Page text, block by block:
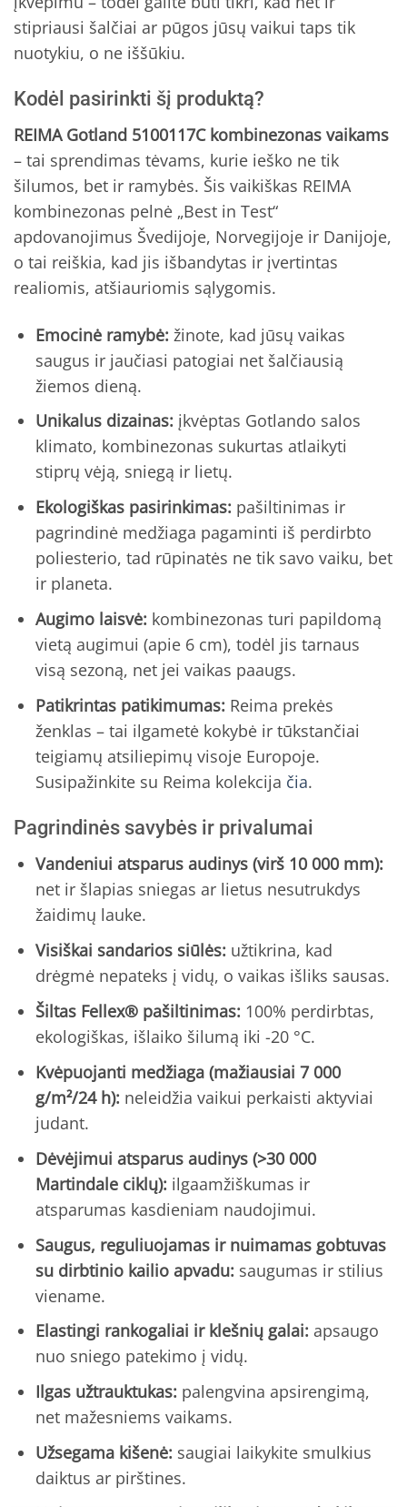
stipriausi šalčiai ar pūgos jūsų vaikui taps tik
nuotykiu, o ne iššūkiu.
Kodėl pasirinkti šį produktą?
REIMA Gotland 5100117C kombinezonas vaikams
– tai sprendimas tėvams, kurie ieško ne tik
šilumos, bet ir ramybės. Šis vaikiškas REIMA
kombinezonas pelnė „Best in Test“
apdovanojimus Švedijoje, Norvegijoje ir Danijoje,
o tai reiškia, kad jis išbandytas ir įvertintas
realiomis, atšiauriomis sąlygomis.
Emocinė ramybė: žinote, kad jūsų vaikas
saugus ir jaučiasi patogiai net šalčiausią
žiemos dieną.
Unikalus dizainas: įkvėptas Gotlando salos
klimato, kombinezonas sukurtas atlaikyti
stiprų vėją, sniegą ir lietų.
Ekologiškas pasirinkimas: pašiltinimas ir
pagrindinė medžiaga pagaminti iš perdirbto
poliesterio, tad rūpinatės ne tik savo vaiku, bet
ir planeta.
Augimo laisvė: kombinezonas turi papildomą
vietą augimui (apie 6 cm), todėl jis tarnaus
visą sezoną, net jei vaikas paaugs.
Patikrintas patikimumas: Reima prekės
ženklas – tai ilgametė kokybė ir tūkstančiai
teigiamų atsiliepimų visoje Europoje.
Susipažinkite su Reima kolekcija čia.
Pagrindinės savybės ir privalumai
Vandeniui atsparus audinys (virš 10 000 mm):
net ir šlapias sniegas ar lietus nesutrukdys
žaidimų lauke.
Visiškai sandarios siūlės: užtikrina, kad
drėgmė nepateks į vidų, o vaikas išliks sausas.
Šiltas Fellex® pašiltinimas: 100% perdirbtas,
ekologiškas, išlaiko šilumą iki -20 °C.
Kvėpuojanti medžiaga (mažiausiai 7 000
g/m²/24 h): neleidžia vaikui perkaisti aktyviai
judant.
Dėvėjimui atsparus audinys (>30 000
Martindale ciklų): ilgaamžiškumas ir
atsparumas kasdieniam naudojimui.
Saugus, reguliuojamas ir nuimamas gobtuvas
su dirbtinio kailio apvadu: saugumas ir stilius
viename.
Elastingi rankogaliai ir klešnių galai: apsaugo
nuo sniego patekimo į vidų.
Ilgas užtrauktukas: palengvina apsirengimą,
net mažesniems vaikams.
Užsegama kišenė: saugiai laikykite smulkius
daiktus ar pirštines.